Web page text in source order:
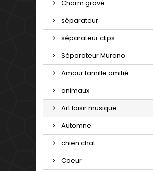
Charm gravé
séparateur
séparateur clips
Séparateur Murano
Amour famille amitié
animaux
Art loisir musique
Automne
chien chat
Coeur